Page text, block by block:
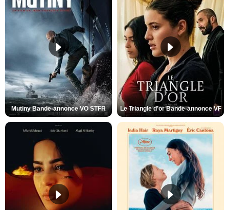
Mutiny Bande-annonce VO STFR Le Triangle d'or Bande-annonce VF